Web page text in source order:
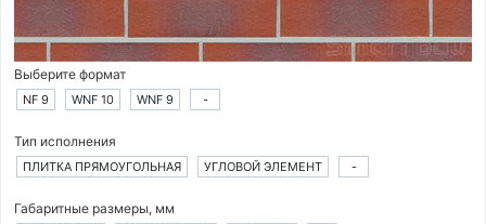
Выберите формат
NF 9 WNF 10 WNF 9 -
Тип исполнения
ПЛИТКА ПРЯМОУГОЛЬНАЯ УГЛОВОЙ ЭЛЕМЕНТ -
Габаритные размеры, мм